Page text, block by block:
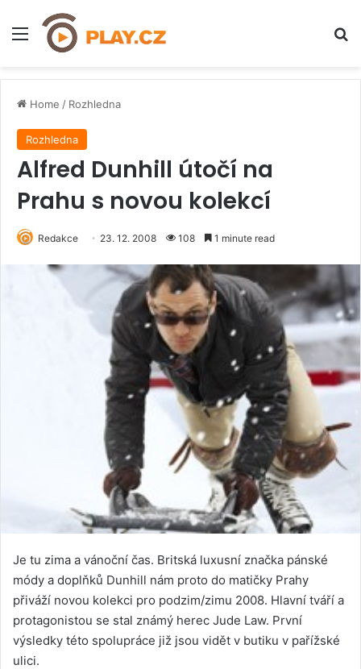
Menu
Home / Rozhledna
Rozhledna
Alfred Dunhill útočí na
Prahu s novou kolekcí
Redakce 23. 12. 2008 108 1 minute read
Je tu zima a vánoční čas. Britská luxusní značka pánské
módy a doplňků Dunhill nám proto do matičky Prahy
přiváží novou kolekci pro podzim/zimu 2008. Hlavní tváří a
protagonistou se stal známý herec Jude Law. První
výsledky této spolupráce již jsou vidět v butiku v pařížské
ulici.